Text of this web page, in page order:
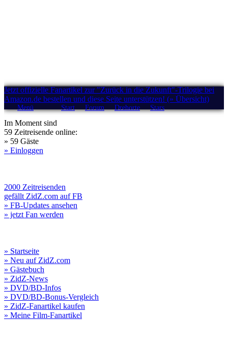
Jetzt offizielle Fanartikel zur "Zurück in die Zukunft"-Trilogie bei
Amazon.de bestellen und diese Seite unterstützen! (» Übersicht)
Menü Start Forum Drehorte Stars
Im Moment sind
59 Zeitreisende online:
» 59 Gäste
» Einloggen
2000 Zeitreisenden
gefällt ZidZ.com auf FB
» FB-Updates ansehen
» jetzt Fan werden
» Startseite
» Neu auf ZidZ.com
» Gästebuch
» ZidZ-News
» DVD/BD-Infos
» DVD/BD-Bonus-Vergleich
» ZidZ-Fanartikel kaufen
» Meine Film-Fanartikel